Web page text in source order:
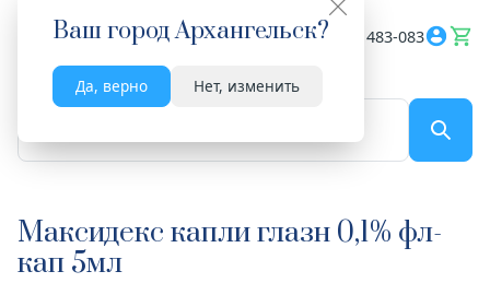
Ваш городАрхангельск?
Да, верно Нет, изменить
Весь сайт 8182 483-083
Максидекс капли глазн 0,1% фл-
кап 5мл